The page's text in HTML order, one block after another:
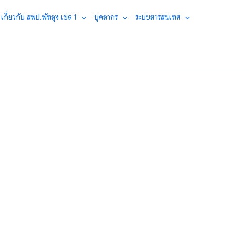
เกี่ยวกับ สพป.พัทลุง เขต 1 บุคลากร ระบบสารสนเทศ